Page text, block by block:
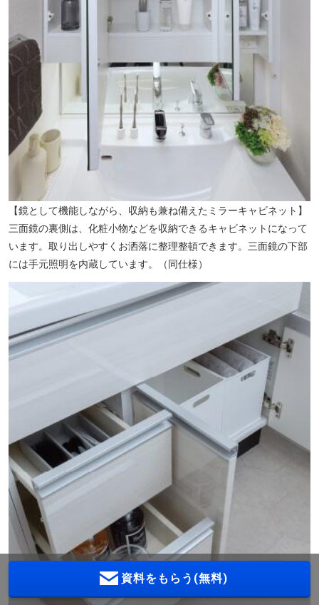
【鏡として機能しながら、収納も兼ね備えたミラーキャビネット】
三面鏡の裏側は、化粧小物などを収納できるキャビネットになって
います。取り出しやすくお洒落に整理整頓できます。三面鏡の下部
には手元照明を内蔵しています。（同仕様）
資料をもらう(無料)